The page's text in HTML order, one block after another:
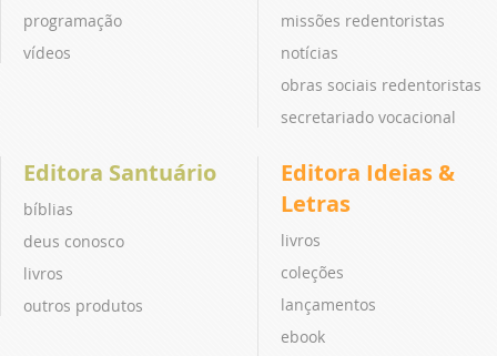
programação
vídeos
missões redentoristas
notícias
obras sociais redentoristas
secretariado vocacional
Editora Santuário
bíblias
deus conosco
livros
outros produtos
Editora Ideias &
Letras
livros
coleções
lançamentos
ebook